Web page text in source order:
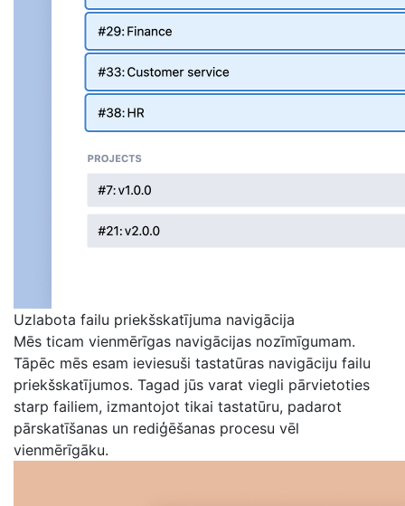
Uzlabota failu priekšskatījuma navigācija
Mēs ticam vienmērīgas navigācijas nozīmīgumam.
Tāpēc mēs esam ieviesuši tastatūras navigāciju failu
priekšskatījumos. Tagad jūs varat viegli pārvietoties
starp failiem, izmantojot tikai tastatūru, padarot
pārskatīšanas un rediģēšanas procesu vēl
vienmērīgāku.